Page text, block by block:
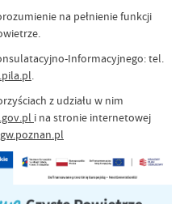
na pełnienie funkcji
Informacyjnego: tel.
.
z udziału w nim
i na stronie internetowej